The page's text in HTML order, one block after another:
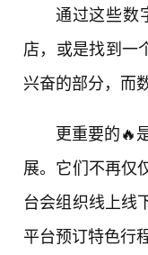
通过这些数
店，或是找到一
兴奋的部分，而
更重要的🔥
展。它们不再仅
台会组织线上线
平台预订特色行